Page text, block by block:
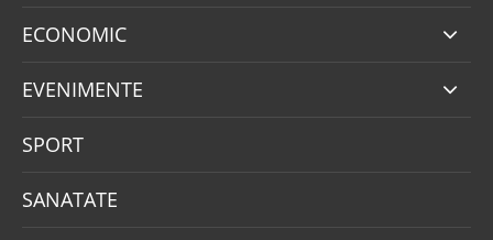
ECONOMIC
EVENIMENTE
SPORT
SANATATE